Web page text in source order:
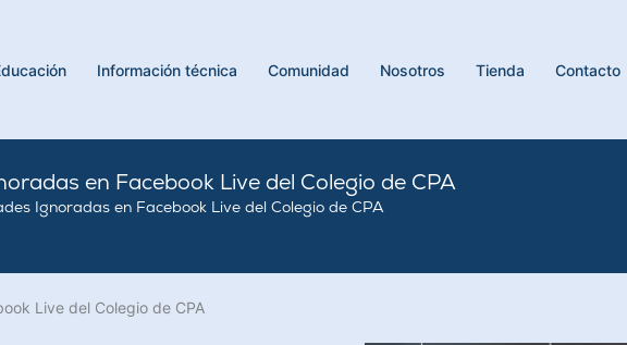
Información técnica Comunidad Nosotros Tienda Contacto
en Facebook Live del Colegio de CPA
Ignoradas en Facebook Live del Colegio de CPA
Live del Colegio de CPA